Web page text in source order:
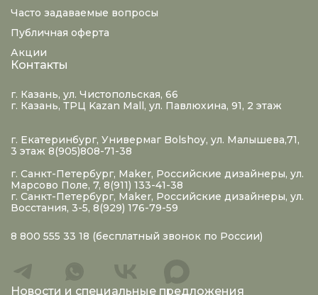
Часто задаваемые вопросы
Публичная оферта
Акции
Контакты
г. Казань, ул. Чистопольская, 66
г. Казань, ТРЦ Kazan Mall, ул. Павлюхина, 91, 2 этаж
г. Екатеринбург, Универмаг Bolshoy, ул. Малышева,71,
3 этаж 8(905)808-71-38
г. Санкт-Петербург, Maker, Российские дизайнеры, ул.
Марсово Поле, 7, 8(911) 133-41-38
г. Санкт-Петербург, Maker, Российские дизайнеры, ул.
Восстания, 3-5, 8(929) 176-79-59
8 800 555 33 18 (бесплатный звонок по России)
Новости и специальные предложения